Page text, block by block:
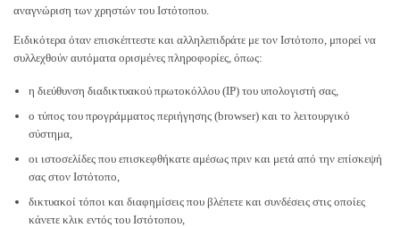
αναγνώριση των χρηστών του Ιστότοπου.
Ειδικότερα όταν επισκέπτεστε και αλληλεπιδράτε με τον Ιστότοπο, μπορεί να
συλλεχθούν αυτόματα ορισμένες πληροφορίες, όπως:
η διεύθυνση διαδικτυακού πρωτοκόλλου (ΙΡ) του υπολογιστή σας,
ο τύπος του προγράμματος περιήγησης (browser) και το λειτουργικό
σύστημα,
οι ιστοσελίδες που επισκεφθήκατε αμέσως πριν και μετά από την επίσκεψή
σας στον Ιστότοπο,
δικτυακοί τόποι και διαφημίσεις που βλέπετε και συνδέσεις στις οποίες
κάνετε κλικ εντός του Ιστότοπου,